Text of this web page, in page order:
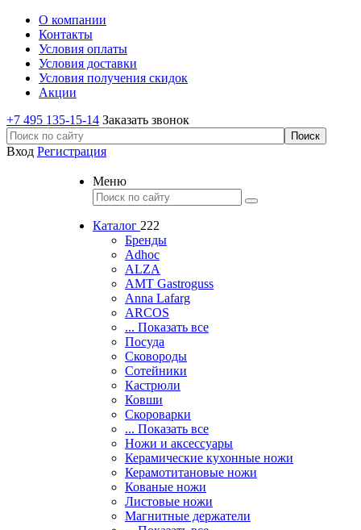
О компании
Контакты
Условия оплаты
Условия доставки
Условия получения скидок
Акции
+7 495 135-15-14 Заказать звонок
Вход Регистрация
Меню
Каталог 222
Бренды
Adhoc
ALZA
AMT Gastroguss
Anna Lafarg
ARCOS
... Показать все
Посуда
Сковороды
Сотейники
Кастрюли
Ковши
Скороварки
... Показать все
Ножи и аксессуары
Керамические кухонные ножи
Керамотитановые ножи
Кованые ножи
Листовые ножи
Магнитные держатели